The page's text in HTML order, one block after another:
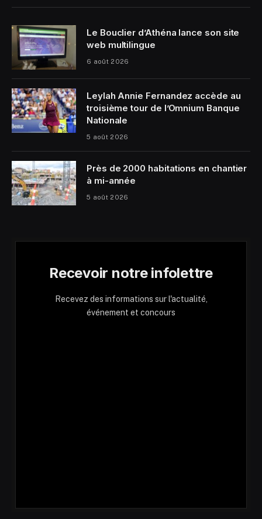
Le Bouclier d’Athéna lance son site
web multilingue
6 août 2026
Leylah Annie Fernandez accède au
troisième tour de l’Omnium Banque
Nationale
5 août 2026
Près de 2000 habitations en chantier
à mi-année
5 août 2026
Recevoir notre infolettre
Recevez des informations sur l'actualité,
événement et concours